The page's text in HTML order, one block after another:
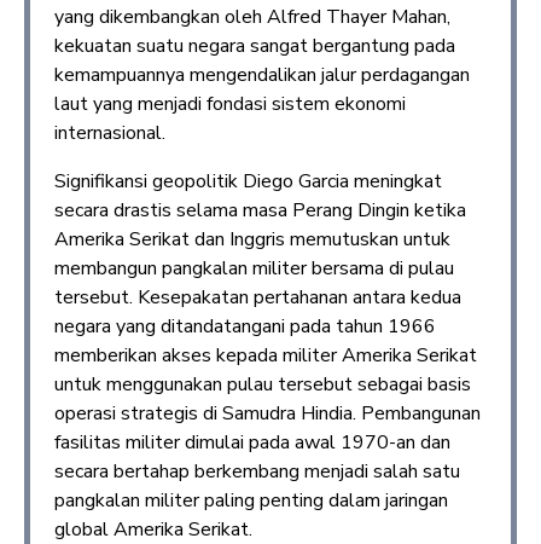
yang dikembangkan oleh Alfred Thayer Mahan,
kekuatan suatu negara sangat bergantung pada
kemampuannya mengendalikan jalur perdagangan
laut yang menjadi fondasi sistem ekonomi
internasional.
Signifikansi geopolitik Diego Garcia meningkat
secara drastis selama masa Perang Dingin ketika
Amerika Serikat dan Inggris memutuskan untuk
membangun pangkalan militer bersama di pulau
tersebut. Kesepakatan pertahanan antara kedua
negara yang ditandatangani pada tahun 1966
memberikan akses kepada militer Amerika Serikat
untuk menggunakan pulau tersebut sebagai basis
operasi strategis di Samudra Hindia. Pembangunan
fasilitas militer dimulai pada awal 1970-an dan
secara bertahap berkembang menjadi salah satu
pangkalan militer paling penting dalam jaringan
global Amerika Serikat.